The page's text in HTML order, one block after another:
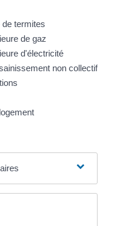
de termites
de gaz
d'électricité
non collectif